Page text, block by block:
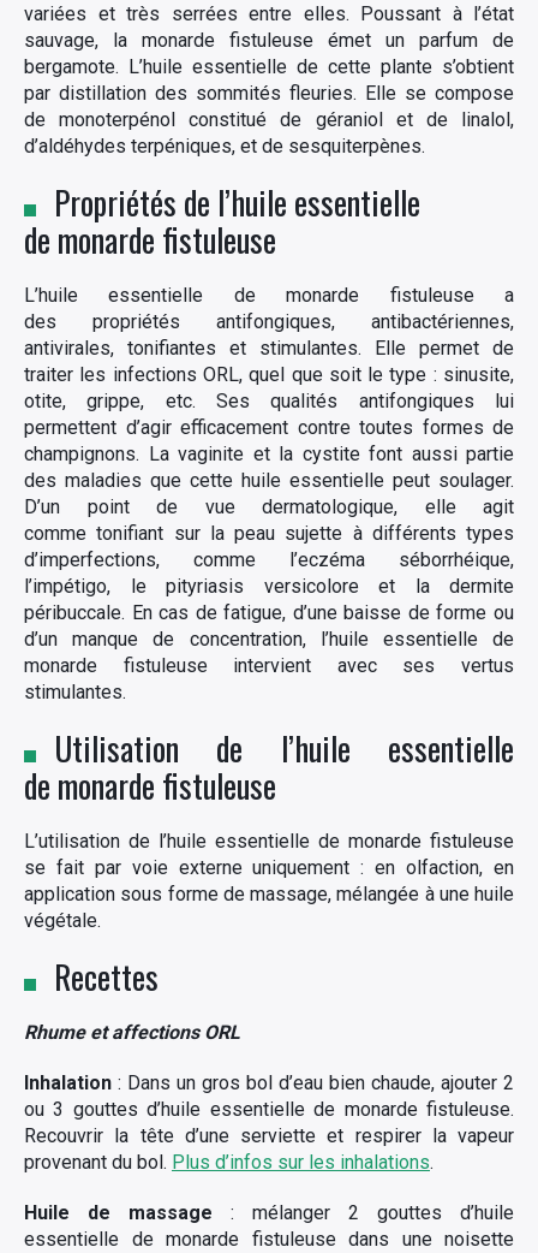
variées et très serrées entre elles. Poussant à l’état
sauvage, la monarde fistuleuse émet un parfum de
bergamote. L’huile essentielle de cette plante s’obtient
par distillation des sommités fleuries. Elle se compose
de monoterpénol constitué de géraniol et de linalol,
d’aldéhydes terpéniques, et de sesquiterpènes.
Propriétés de l’huile essentielle
de monarde fistuleuse
L’huile essentielle de monarde fistuleuse a
des propriétés antifongiques, antibactériennes,
antivirales, tonifiantes et stimulantes. Elle permet de
traiter les infections ORL, quel que soit le type : sinusite,
otite, grippe, etc. Ses qualités antifongiques lui
permettent d’agir efficacement contre toutes formes de
champignons. La vaginite et la cystite font aussi partie
des maladies que cette huile essentielle peut soulager.
D’un point de vue dermatologique, elle agit
comme tonifiant sur la peau sujette à différents types
d’imperfections, comme l’eczéma séborrhéique,
l’impétigo, le pityriasis versicolore et la dermite
péribuccale. En cas de fatigue, d’une baisse de forme ou
d’un manque de concentration, l’huile essentielle de
monarde fistuleuse intervient avec ses vertus
stimulantes.
Utilisation de l’huile essentielle
de monarde fistuleuse
L’utilisation de l’huile essentielle de monarde fistuleuse
se fait par voie externe uniquement : en olfaction, en
application sous forme de massage, mélangée à une huile
végétale.
Recettes
Rhume et affections ORL
Inhalation : Dans un gros bol d’eau bien chaude, ajouter 2
ou 3 gouttes d’huile essentielle de monarde fistuleuse.
Recouvrir la tête d’une serviette et respirer la vapeur
provenant du bol. Plus d’infos sur les inhalations.
Huile de massage : mélanger 2 gouttes d’huile
essentielle de monarde fistuleuse dans une noisette